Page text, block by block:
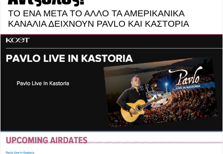
ΤΟ ΕΝΑ ΜΕΤΑ ΤΟ ΑΛΛΟ ΤΑ ΑΜΕΡΙΚΑΝΙΚΑ
ΚΑΝΑΛΙΑ ΔΕΙΧΝΟΥΝ PAVLO ΚΑΙ ΚΑΣΤΟΡΙΑ